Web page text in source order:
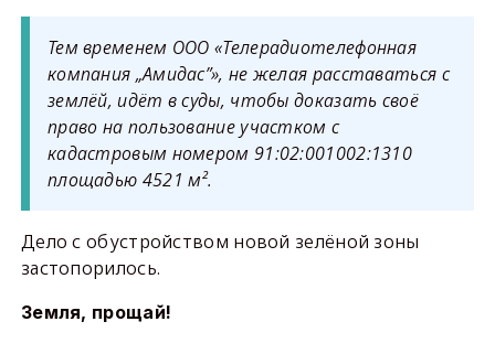
Тем временем ООО «Телерадиотелефонная
компания „Амидас”», не желая расставаться с
землёй, идёт в суды, чтобы доказать своё
право на пользование участком с
кадастровым номером 91:02:001002:1310
площадью 4521 м².
Дело с обустройством новой зелёной зоны
застопорилось.
Земля, прощай!